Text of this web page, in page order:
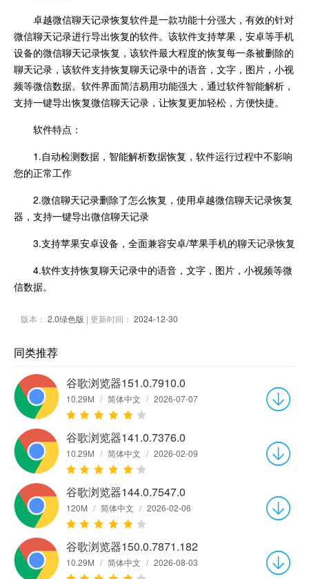
卓越微信聊天记录恢复软件是一款功能十分强大，有效的针对
微信聊天记录进行导出恢复的软件。该软件支持苹果，安卓等手机
设备的微信聊天记录恢复，该软件最大程度的恢复每一条被删除的
聊天记录，该软件支持恢复聊天记录中的语音，文字，图片，小视
频等微信数据。软件界面简洁易用功能强大，通过软件智能解析，
支持一键导出恢复微信聊天记录，让恢复更加轻松，方便快捷。
软件特点：
1.自动检测数据，智能解析数据恢复，软件运行过程中不影响
您的正常工作
2.微信聊天记录删除了怎么恢复，使用卓越微信聊天记录恢复
器，支持一键导出微信聊天记录
3.支持苹果安卓设备，全面兼容安卓/苹果手机的聊天记录恢复
4.软件支持恢复聊天记录中的语音，文字，图片，小视频等微
信数据。
版本： 2.0绿色版 | 更新时间： 2024-12-30
同类推荐
谷歌浏览器151.0.7910.0
10.29M / 简体中文 / 2026-07-07
谷歌浏览器141.0.7376.0
10.29M / 简体中文 / 2026-02-09
谷歌浏览器144.0.7547.0
120M / 简体中文 / 2026-02-06
谷歌浏览器150.0.7871.182
10.29M / 简体中文 / 2026-08-03